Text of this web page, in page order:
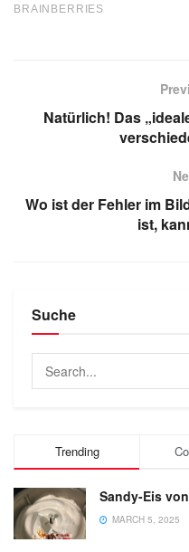
Natürlich! Das
Wo ist der Fehler im
ist,
Suche
Trending
Sandy-Eis
MARCH 5, 2025